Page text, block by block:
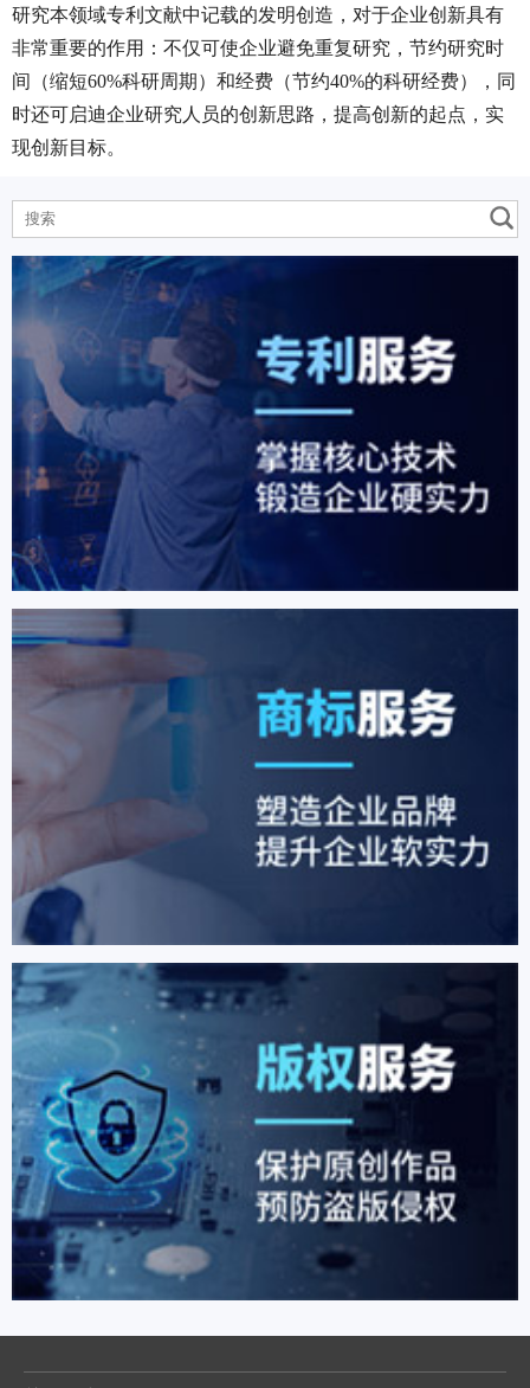
研究本领域专利文献中记载的发明创造，对于企业创新具有
非常重要的作用：不仅可使企业避免重复研究，节约研究时
间（缩短60%科研周期）和经费（节约40%的科研经费），同
时还可启迪企业研究人员的创新思路，提高创新的起点，实
现创新目标。